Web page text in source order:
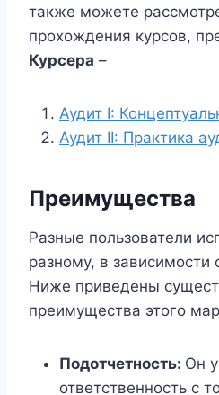
также можете
прохождения курсов,
Курсера –
Аудит I:
Аудит II: Практика
Преимущества
Разные пользователи
разному, в зависимости
Ниже приведены
преимущества этого
Подотчетность: Он
ответственность с